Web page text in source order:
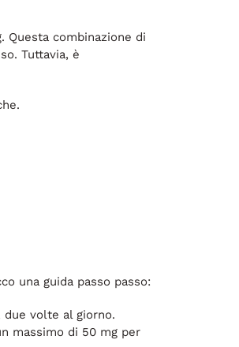
Questa combinazione di
Tuttavia, è
una guida passo passo:
due volte al giorno.
massimo di 50 mg per